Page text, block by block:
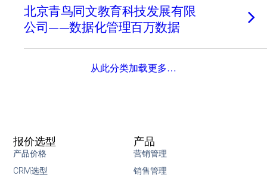
北京青鸟同文教育科技发展有限
公司——数据化管理百万数据
从此分类加载更多…
产品
营销管理
销售管理
报价选型
产品价格
CRM选型